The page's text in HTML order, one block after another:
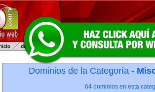
Dominios de la Categoría -
64 dominios en esta